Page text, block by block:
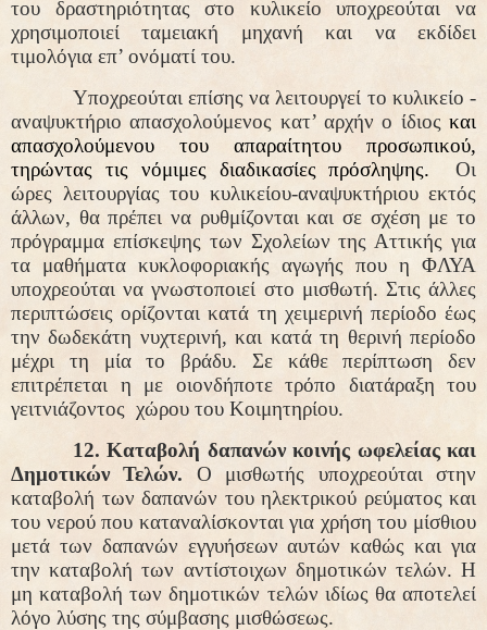
του δραστηριότητας στο κυλικείο υποχρεούται να
χρησιμοποιεί ταμειακή μηχανή και να εκδίδει
τιμολόγια επ’ ονόματί του.
Υποχρεούται επίσης να λειτουργεί το κυλικείο -
αναψυκτήριο απασχολούμενος κατ’ αρχήν ο ίδιος και
απασχολούμενου του απαραίτητου προσωπικού,
τηρώντας τις νόμιμες διαδικασίες πρόσληψης.
Οι
ώρες λειτουργίας του κυλικείου-αναψυκτήριου εκτός
άλλων, θα πρέπει να ρυθμίζονται και σε σχέση με το
πρόγραμμα επίσκεψης των Σχολείων της Αττικής για
τα μαθήματα κυκλοφοριακής αγωγής που η ΦΛΥΑ
υποχρεούται να γνωστοποιεί στο μισθωτή. Στις άλλες
περιπτώσεις ορίζονται κατά τη χειμερινή περίοδο έως
την δωδεκάτη νυχτερινή, και κατά τη θερινή περίοδο
μέχρι τη μία το βράδυ. Σε κάθε περίπτωση δεν
επιτρέπεται η με οιονδήποτε τρόπο διατάραξη του
γειτνιάζοντος χώρου του Κοιμητηρίου.
12. Καταβολή δαπανών κοινής ωφελείας και
Δημοτικών Τελών. Ο μισθωτής υποχρεούται στην
καταβολή των δαπανών του ηλεκτρικού ρεύματος και
του νερού που καταναλίσκονται για χρήση του μίσθιου
μετά των δαπανών εγγυήσεων αυτών καθώς και για
την καταβολή των αντίστοιχων δημοτικών τελών. Η
μη καταβολή των δημοτικών τελών ιδίως θα αποτελεί
λόγο λύσης της σύμβασης μισθώσεως.